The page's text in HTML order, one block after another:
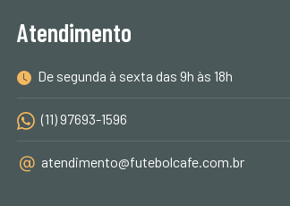
Atendimento
De segunda à sexta das 9h às 18h
(11) 97693-1596
atendimento@futebolcafe.com.br